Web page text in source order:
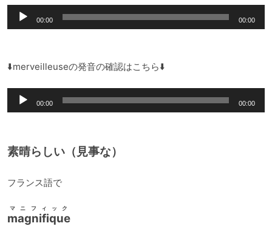
声
レ
ー
00:00 00:00
⬇️merveilleuseの発音の確認はこちら⬇️
声
レ
ヤ
00:00 00:00
素晴らしい（見事な）
フランス語で
magnifique
マニフィック